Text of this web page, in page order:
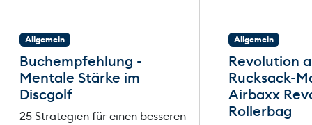
Allgemein
Buchempfehlung -
Mentale Stärke im
Discgolf
25 Strategien für einen besseren
Allgemein
Revolution
Rucksack-
Airbaxx
Rollerbag